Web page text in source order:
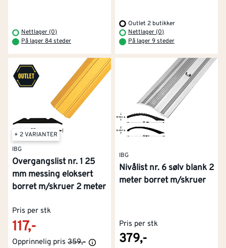
Nettlager (0)
På lager 84 steder
Outlet 2 butikker
Nettlager (0)
På lager 9 steder
+ 2 VARIANTER
IBG
Overgangslist nr. 1 25
mm messing eloksert
borret m/skruer 2 meter
Pris per stk
117,-
Opprinnelig pris 359,-
IBG
Nivålist nr. 6 sølv blank 2
meter borret m/skruer
Pris per stk
379,-